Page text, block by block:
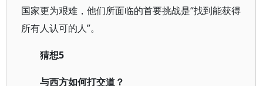
国家更为艰难，他们所面临的首要挑战是“找到能获得
所有人认可的人”。
猜想5
与西方如何打交道？